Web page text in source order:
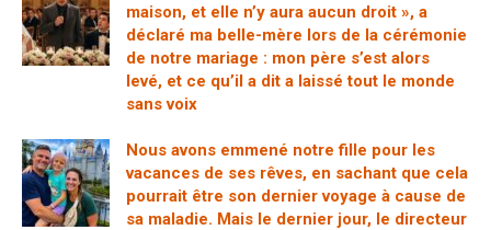
maison, et elle n’y aura aucun droit », a
déclaré ma belle-mère lors de la cérémonie
de notre mariage : mon père s’est alors
levé, et ce qu’il a dit a laissé tout le monde
sans voix
Nous avons emmené notre fille pour les
vacances de ses rêves, en sachant que cela
pourrait être son dernier voyage à cause de
sa maladie. Mais le dernier jour, le directeur